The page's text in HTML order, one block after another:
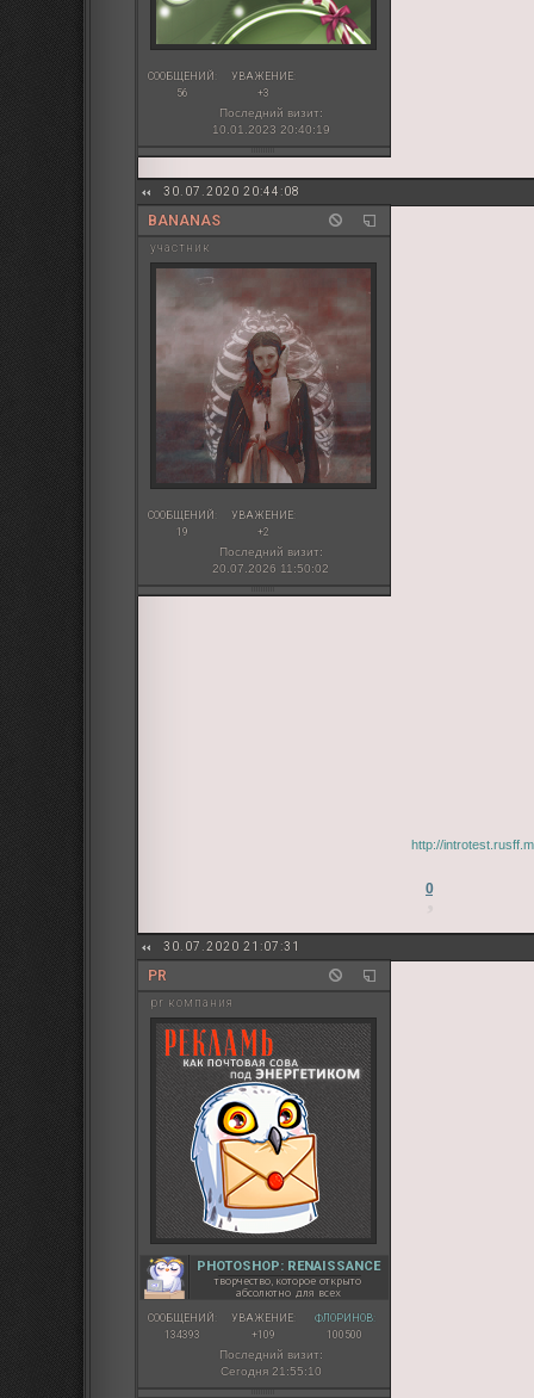
СООБЩЕНИЙ:
56
УВАЖЕНИЕ:
+3
Последний визит:
10.01.2023 20:40:19
30.07.2020 20:44:08
BANANAS
участник
СООБЩЕНИЙ:
19
УВАЖЕНИЕ:
+2
Последний визит:
20.07.2026 11:50:02
http://
0
30.07.2020 21:07:31
PR
pr компания
PHOTOSHOP: RENAISSANCE
творчество, которое открыто
абсолютно для всех
СООБЩЕНИЙ:
134393
УВАЖЕНИЕ:
+109
ФЛОРИНОВ:
100500
Последний визит:
Сегодня 21:55:10